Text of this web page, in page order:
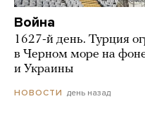
Война
1627-й день. Турция
в Черном море на
и Украины
НОВОСТИ день назад